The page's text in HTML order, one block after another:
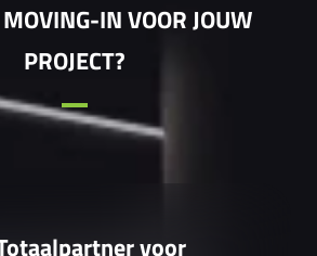
IN VOOR JOUW
PROJECT?
voor